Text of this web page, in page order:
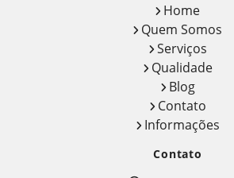
Ensaios mecânicos
Ensaios mecânicos de materiais
Ensaios mecânicos destrutivos
Ensaios mecânicos e metalúrgicos
Inspetor de solda qualificação
Home
Quem Somos
Serviços
Qualidade
Blog
Contato
Informações
Contato